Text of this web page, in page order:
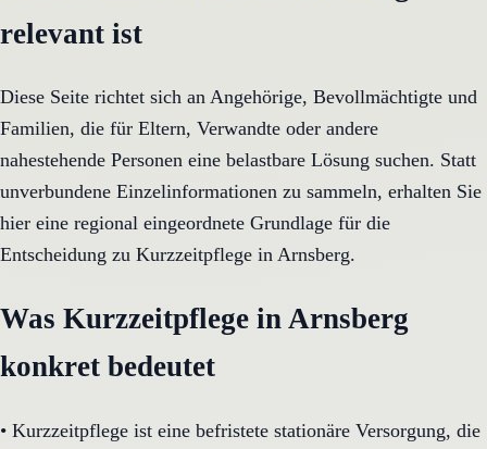
relevant ist
Diese Seite richtet sich an Angehörige, Bevollmächtigte und
Familien, die für Eltern, Verwandte oder andere
nahestehende Personen eine belastbare Lösung suchen. Statt
unverbundene Einzelinformationen zu sammeln, erhalten Sie
hier eine regional eingeordnete Grundlage für die
Entscheidung zu Kurzzeitpflege in Arnsberg.
Was Kurzzeitpflege in Arnsberg
konkret bedeutet
• Kurzzeitpflege ist eine befristete stationäre Versorgung, die